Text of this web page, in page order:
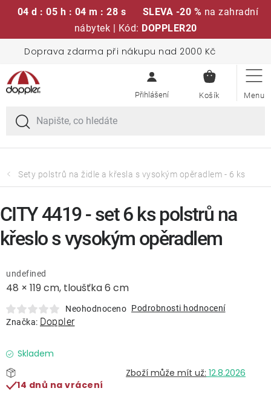
04 d : 05 h : 04 m : 27 s SLEVA -20 % na zahradní
nábytek | Kód: DOPPLER20
obsah
Doprava zdarma při nákupu nad 2000 Kč
KOŠÍK
Sedací soupravy
Slunečníky
Křesla a židle
Lavice a houpačky
Lehátka
Doplňky
Deštníky
Gastro produkty
Sety polstrů na židle a křesla s vysokým opěradlem - 6 ks
48 × 119 cm, tloušťka 6 cm
undefined
Neohodnoceno Podrobnosti hodnocení
Značka: Doppler
Skladem
12.8.2026
14 dnů na vrácení
CITY 4419 - set 6 ks polstrů na
křeslo s vysokým opěradlem